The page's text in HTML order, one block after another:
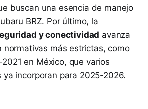
buscan una esencia de manejo
BRZ. Por último, la
y conectividad avanza
normativas más estrictas, como
en México, que varios
ya incorporan para 2025-2026.